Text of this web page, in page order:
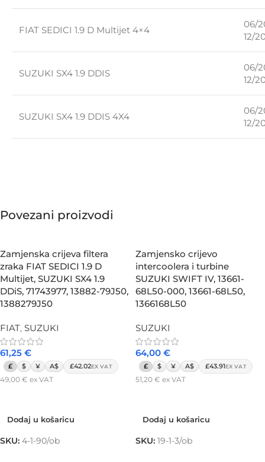
FIAT SEDICI 1.9 D Multijet 4×4
06/
12/
SUZUKI SX4 1.9 DDIS
06/
12/
SUZUKI SX4 1.9 DDIS 4X4
06/
12/
Povezani proizvodi
Zamjenska crijeva filtera
zraka FIAT SEDICI 1.9 D
Multijet, SUZUKI SX4 1.9
DDiS, 71743977, 13882-79J50,
1388279J50
FIAT, SUZUKI
61,25 €
£ $ ¥ A$ £42.02EX VAT
49,00 € ex VAT
Dodaj u košaricu
SKU: 4-1-90/ob
Zamjensko crijevo
intercoolera i turbine
SUZUKI SWIFT IV, 13661-
68L50-000, 13661-68L50,
1366168L50
SUZUKI
64,00 €
£ $ ¥ A$ £43.91EX VAT
51,20 € ex VAT
Dodaj u košaricu
SKU: 19-1-3/ob